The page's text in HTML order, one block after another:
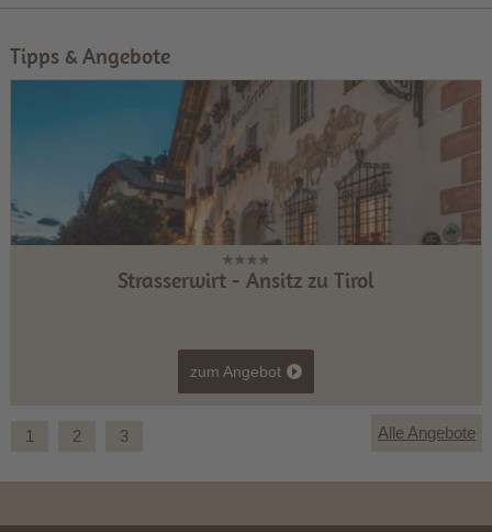
Tipps & Angebote
Strasserwirt - Ansitz zu Tirol
zum Angebot
1 2 3 Alle Angebote